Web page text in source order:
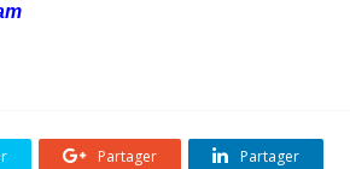
Partager Partager